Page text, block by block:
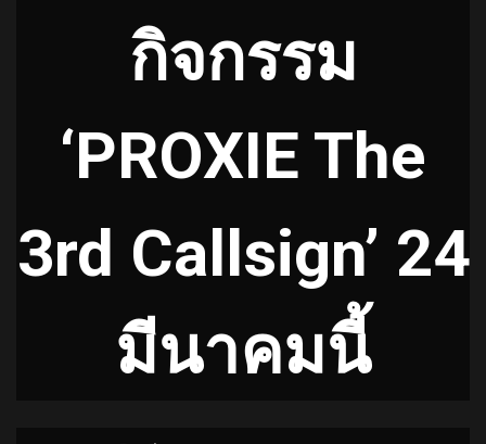
กิจกรรม
‘PROXIE The
3rd Callsign’ 24
มีนาคมนี้